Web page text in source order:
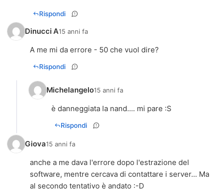
Rispondi
Dinucci A15 anni fa
Rispondi
Michelangelo15 anni fa
è danneggiata la nand.... mi pare :S
Rispondi
Giova15 anni fa
anche a me dava l'errore dopo l'estrazione del
software, mentre cercava di contattare i server... Ma